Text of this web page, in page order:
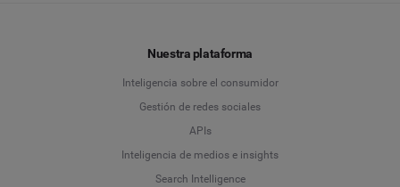
Nuestra plataforma
Inteligencia sobre el consumidor
Gestión de redes sociales
APIs
Inteligencia de medios e insights
Search Intelligence